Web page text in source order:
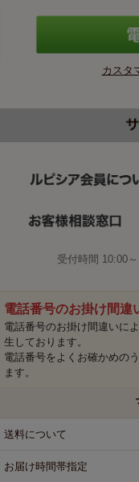
カスタ
受付時間 10:00
電話番号のお掛け間違
電話番号のお掛け間違いに
生しております。
電話番号をよくお確かめの
ます。
送料について
お届け時間帯指定